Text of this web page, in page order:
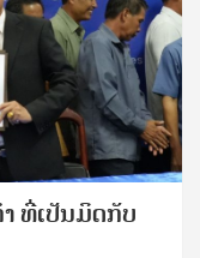
ທີ່ເປັນມິດກັບ